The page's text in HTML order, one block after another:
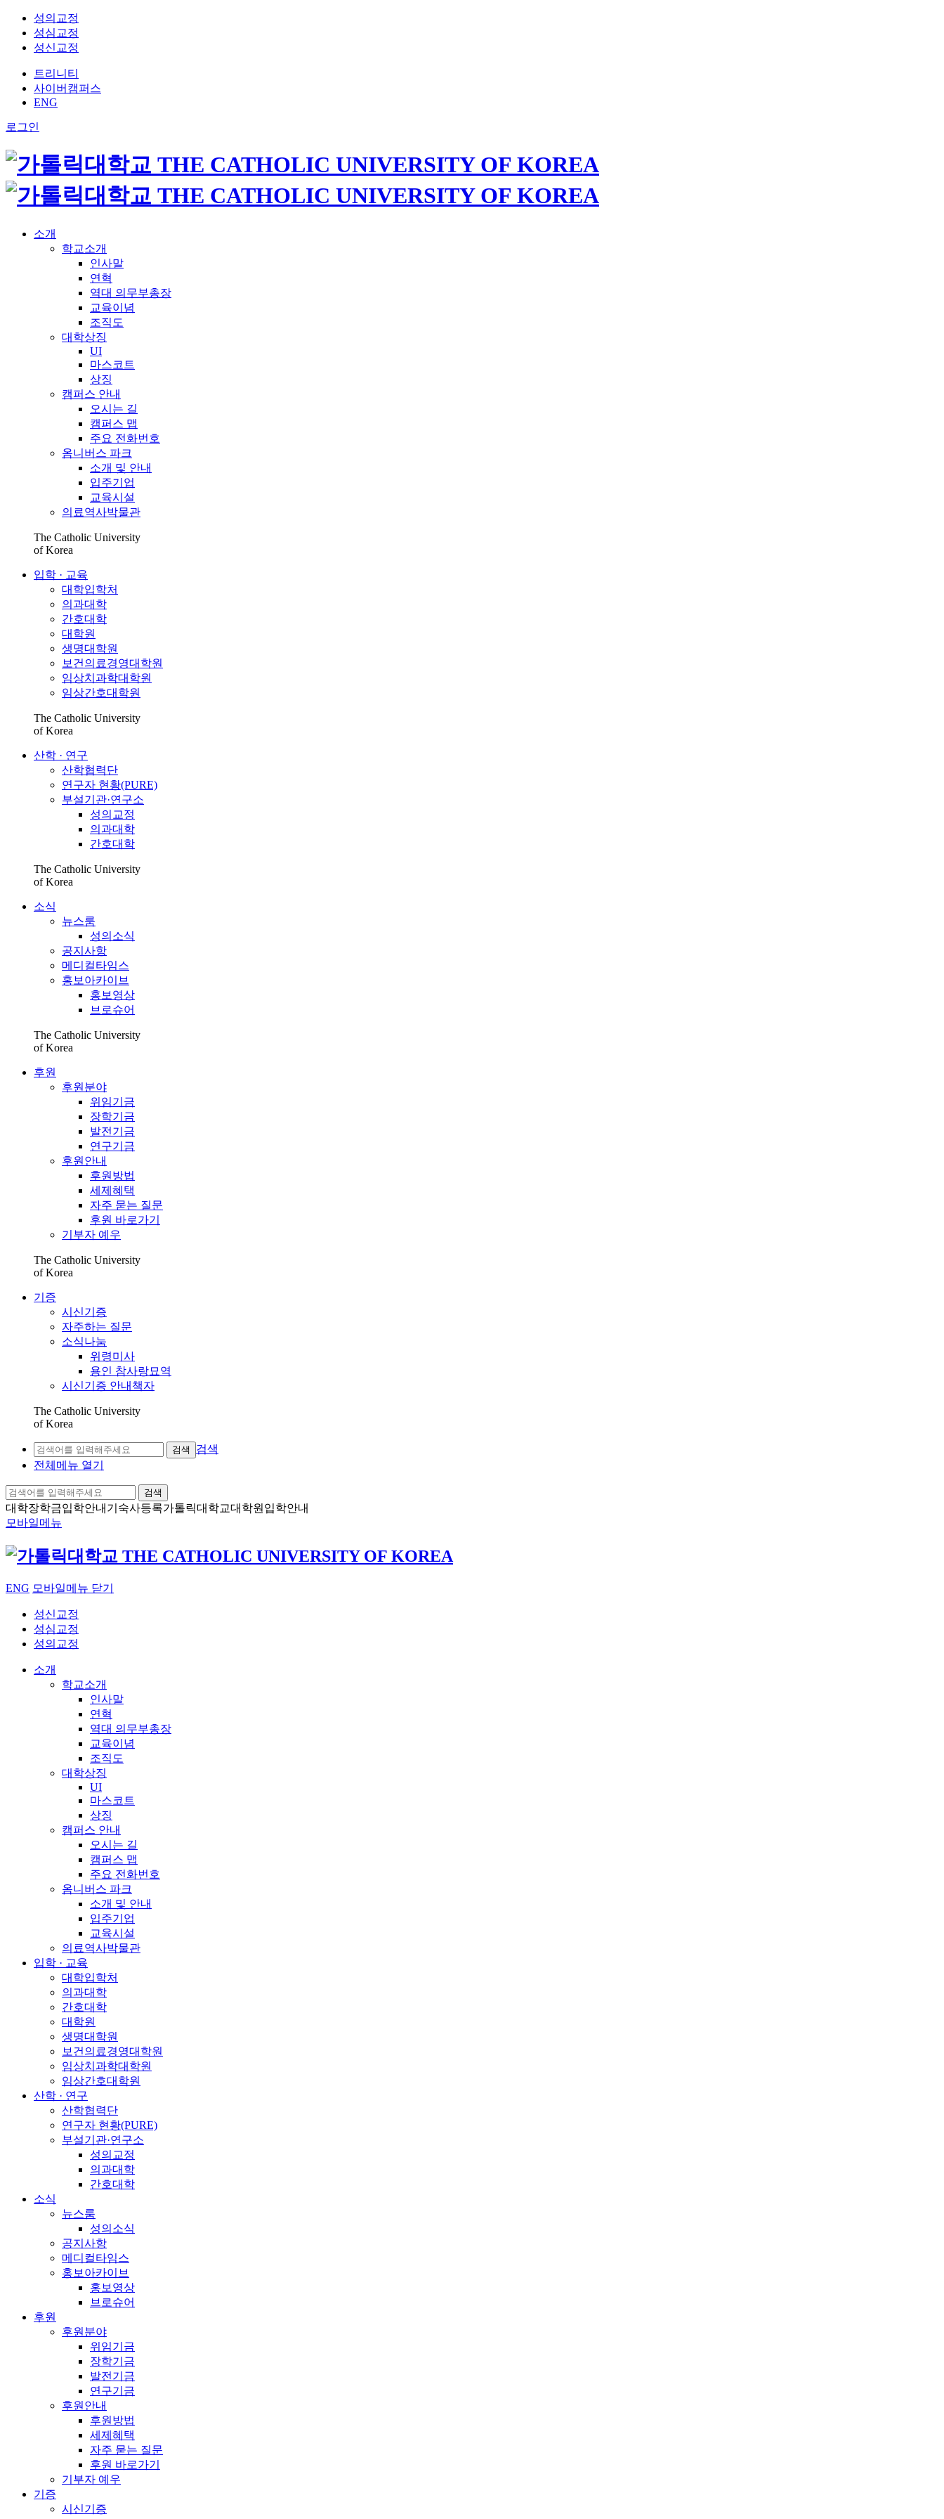
성의교정
성심교정
성신교정
트리니티
사이버캠퍼스
ENG
로그인
소개
학교소개
인사말
연혁
역대 의무부총장
교육이념
조직도
대학상징
UI
마스코트
상징
캠퍼스 안내
오시는 길
캠퍼스 맵
주요 전화번호
옴니버스 파크
소개 및 안내
입주기업
교육시설
의료역사박물관
The Catholic University
of Korea
입학 · 교육
대학입학처
의과대학
간호대학
대학원
생명대학원
보건의료경영대학원
임상치과학대학원
임상간호대학원
The Catholic University
of Korea
산학 · 연구
산학협력단
연구자 현황(PURE)
부설기관·연구소
성의교정
의과대학
간호대학
The Catholic University
of Korea
소식
뉴스룸
성의소식
공지사항
메디컬타임스
홍보아카이브
홍보영상
브로슈어
The Catholic University
of Korea
후원
후원분야
위임기금
장학기금
발전기금
연구기금
후원안내
후원방법
세제혜택
자주 묻는 질문
후원 바로가기
기부자 예우
The Catholic University
of Korea
기증
시신기증
자주하는 질문
소식나눔
위령미사
용인 참사랑묘역
시신기증 안내책자
The Catholic University
of Korea
검색
검색
전체메뉴 열기
검색
대학장학금입학안내 기숙사등록가톨릭대학교대학원입학안내
모바일메뉴
ENG 모바일메뉴 닫기
성신교정
성심교정
성의교정
소개
학교소개
인사말
연혁
역대 의무부총장
교육이념
조직도
대학상징
UI
마스코트
상징
캠퍼스 안내
오시는 길
캠퍼스 맵
주요 전화번호
옴니버스 파크
소개 및 안내
입주기업
교육시설
의료역사박물관
입학 · 교육
대학입학처
의과대학
간호대학
대학원
생명대학원
보건의료경영대학원
임상치과학대학원
임상간호대학원
산학 · 연구
산학협력단
연구자 현황(PURE)
부설기관·연구소
성의교정
의과대학
간호대학
소식
뉴스룸
성의소식
공지사항
메디컬타임스
홍보아카이브
홍보영상
브로슈어
후원
후원분야
위임기금
장학기금
발전기금
연구기금
후원안내
후원방법
세제혜택
자주 묻는 질문
후원 바로가기
기부자 예우
기증
시신기증